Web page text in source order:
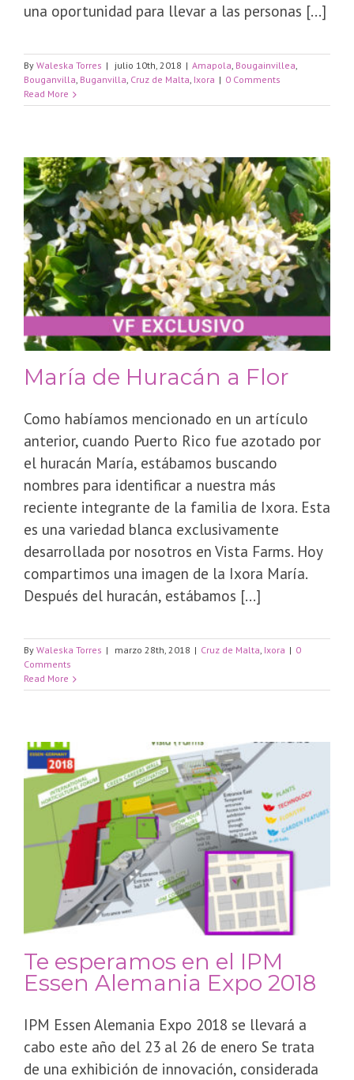
una oportunidad para llevar a las personas [...]
By Waleska Torres | julio 10th, 2018 | Amapola, Bougainvillea,
Bouganvilla, Buganvilla, Cruz de Malta, Ixora | 0 Comments
Read More
María de Huracán a Flor
Como habíamos mencionado en un artículo
anterior, cuando Puerto Rico fue azotado por
el huracán María, estábamos buscando
nombres para identificar a nuestra más
reciente integrante de la familia de Ixora. Esta
es una variedad blanca exclusivamente
desarrollada por nosotros en Vista Farms. Hoy
compartimos una imagen de la Ixora María.
Después del huracán, estábamos [...]
By Waleska Torres | marzo 28th, 2018 | Cruz de Malta, Ixora | 0
Comments
Read More
Te esperamos en el IPM
Essen Alemania Expo 2018
IPM Essen Alemania Expo 2018 se llevará a
cabo este año del 23 al 26 de enero Se trata
de una exhibición de innovación, considerada